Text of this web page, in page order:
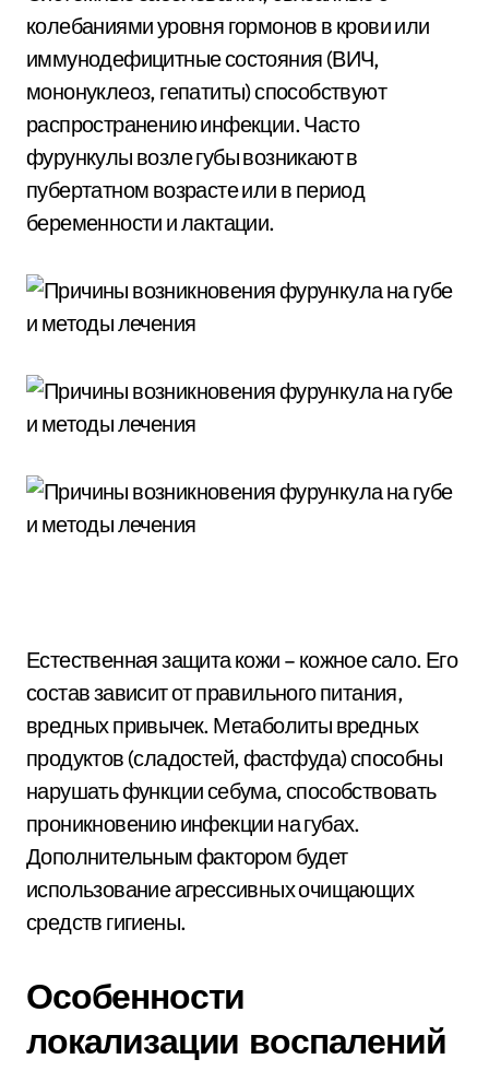
колебаниями уровня гормонов в крови или
иммунодефицитные состояния (ВИЧ,
мононуклеоз, гепатиты) способствуют
распространению инфекции. Часто
фурункулы возле губы возникают в
пубертатном возрасте или в период
беременности и лактации.
Естественная защита кожи – кожное сало. Его
состав зависит от правильного питания,
вредных привычек. Метаболиты вредных
продуктов (сладостей, фастфуда) способны
нарушать функции себума, способствовать
проникновению инфекции на губах.
Дополнительным фактором будет
использование агрессивных очищающих
средств гигиены.
Особенности
локализации воспалений